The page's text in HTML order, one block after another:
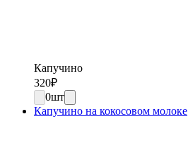
Капучино
320₽
0шт
Капучино на кокосовом молоке